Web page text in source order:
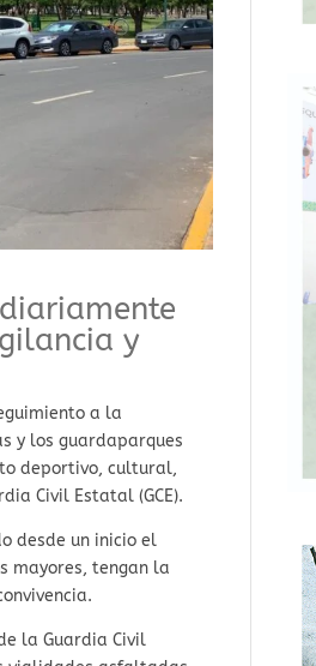
y
a la
y los guardaparques
deportivo, cultural,
Civil Estatal (GCE).
desde un inicio el
mayores, tengan la
la Guardia Civil